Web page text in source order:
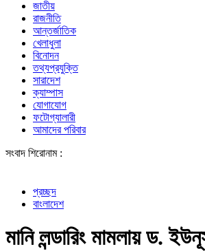
জাতীয়
রাজনীতি
আন্তর্জাতিক
খেলাধুলা
বিনোদন
তথ্যপ্রযুক্তি
সারাদেশ
ক্যাম্পাস
যোগাযোগ
ফটোগ্যালারী
আমাদের পরিবার
সংবাদ শিরোনাম :
প্রচ্ছদ
বাংলাদেশ
মানি লন্ডারিং মামলায় ড.